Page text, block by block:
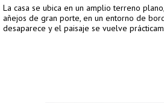
La casa se ubica en un amplio terreno
añejos de gran porte, en un entorno de
desaparece y el paisaje se vuelve